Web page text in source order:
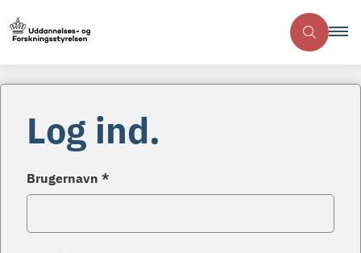
Log ind.
Brugernavn *